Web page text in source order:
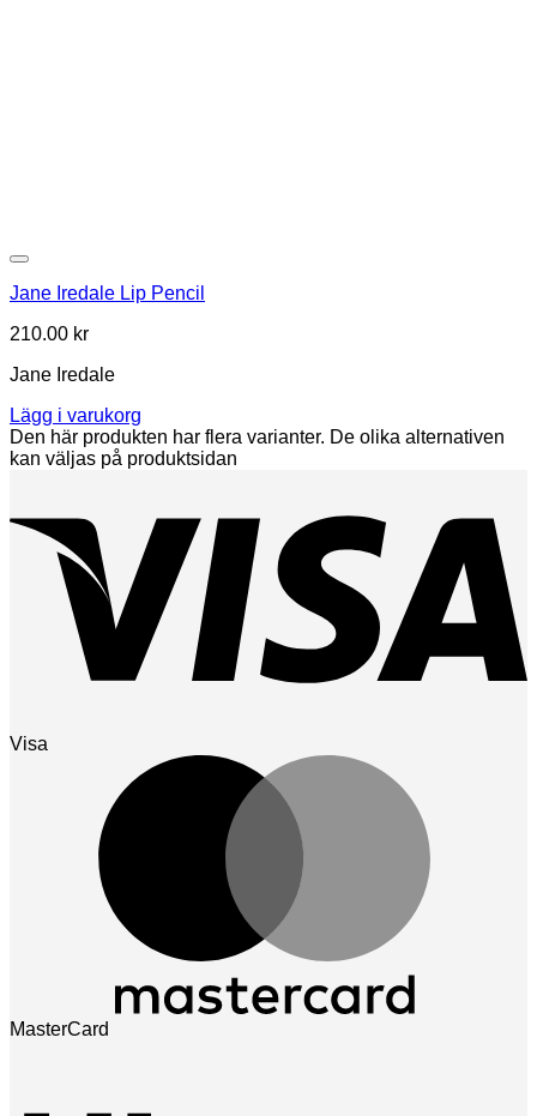
Jane Iredale Lip Pencil
210.00 kr
Jane Iredale
Lägg i varukorg
Den här produkten har flera varianter. De olika alternativen
kan väljas på produktsidan
Visa
MasterCard